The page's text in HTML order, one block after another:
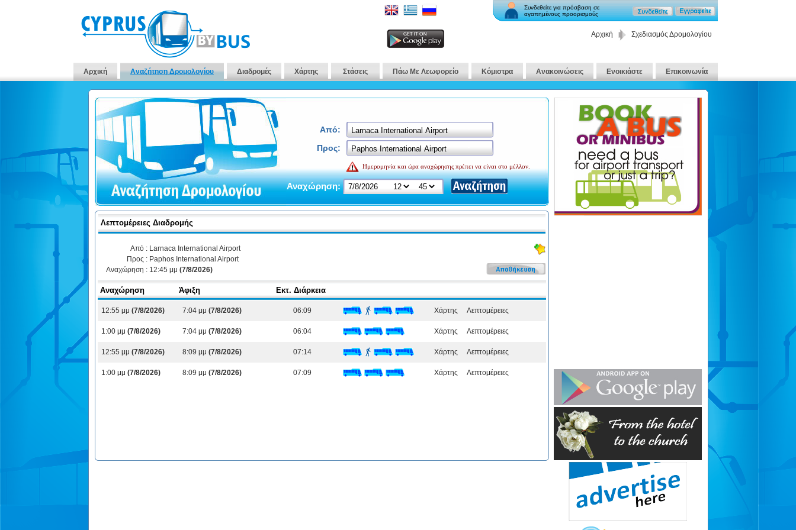
Συνδεθείτε για πρόσβαση σε
αγαπημένους προορισμούς
Αρχική Σχεδιασμός Δρομολογίου
Αρχική Αναζήτηση Δρομολογίου Διαδρομές Χάρτης Στάσεις Πάω Με Λεωφορείο Κόμιστρα Ανακοινώσεις Ενοικιάστε Επικοινωνία
Από:
Προς:
Ημερομηνία και ώρα αναχώρησης πρέπει να είναι στο μέλλον.
Αναχώρηση:
Λεπτομέρειες Διαδρομής
Από : Larnaca International Airport
Προς : Paphos International Airport
Αναχώρηση : 12:45 μμ (7/8/2026)
Αναχώρηση Άφιξη Εκτ. Διάρκεια
12:55 μμ (7/8/2026) 7:04 μμ (7/8/2026) 06:09 Χάρτης Λεπτομέρειες
1:00 μμ (7/8/2026) 7:04 μμ (7/8/2026) 06:04 Χάρτης Λεπτομέρειες
12:55 μμ (7/8/2026) 8:09 μμ (7/8/2026) 07:14 Χάρτης Λεπτομέρειες
1:00 μμ (7/8/2026) 8:09 μμ (7/8/2026) 07:09 Χάρτης Λεπτομέρειες